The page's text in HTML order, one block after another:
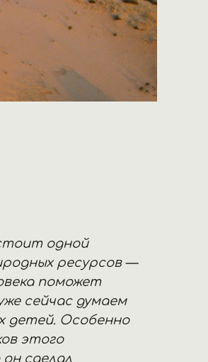
одной
ресурсов —
поможет
сейчас думаем
детей. Особенно
этого
сделал